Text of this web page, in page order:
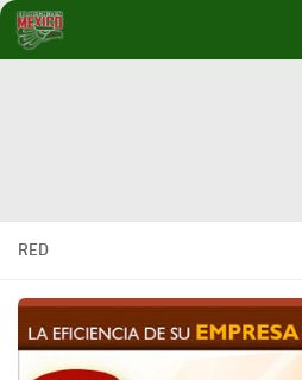
Debajo del contenido
RED